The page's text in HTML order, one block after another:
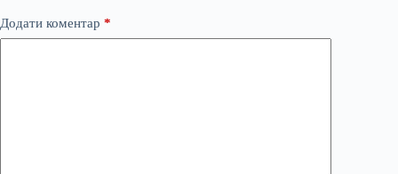
Додати коментар *